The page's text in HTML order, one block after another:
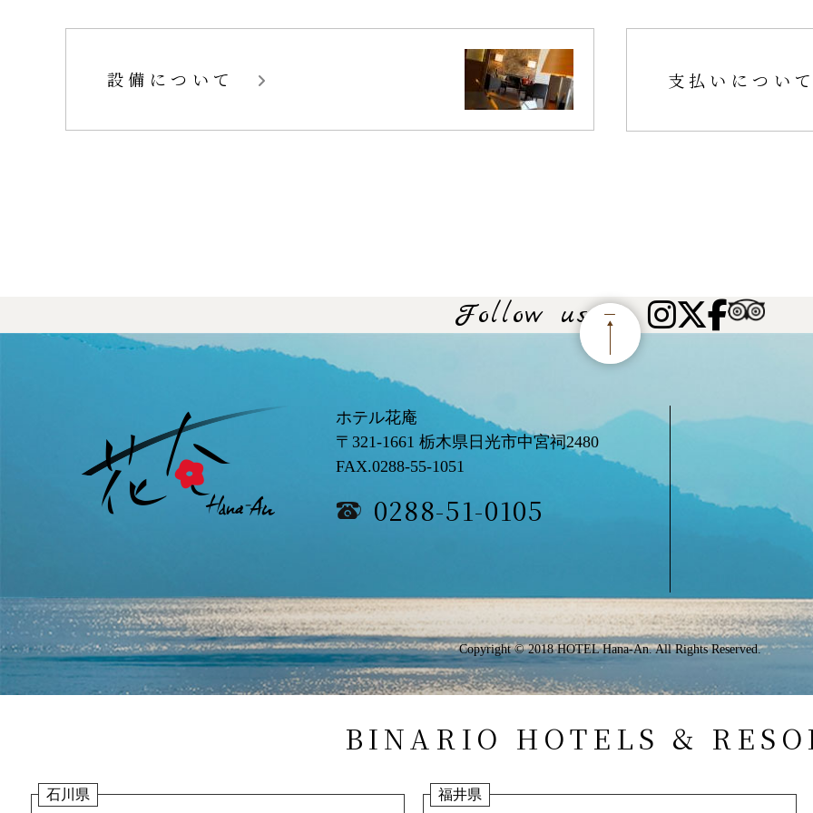
設備について 支払いについ
Follow us
ホテル花庵
〒321-1661 栃木県日光市中宮祠2480
FAX.0288-55-1051
0288-51-0105
Copyright © 2018 HOTEL Hana-An. All Rights Reserved.
BINARIO HOTELS &
石川県 福井県